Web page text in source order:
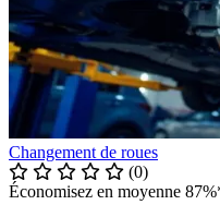
Changement de roues
(0)
Économisez en moyenne